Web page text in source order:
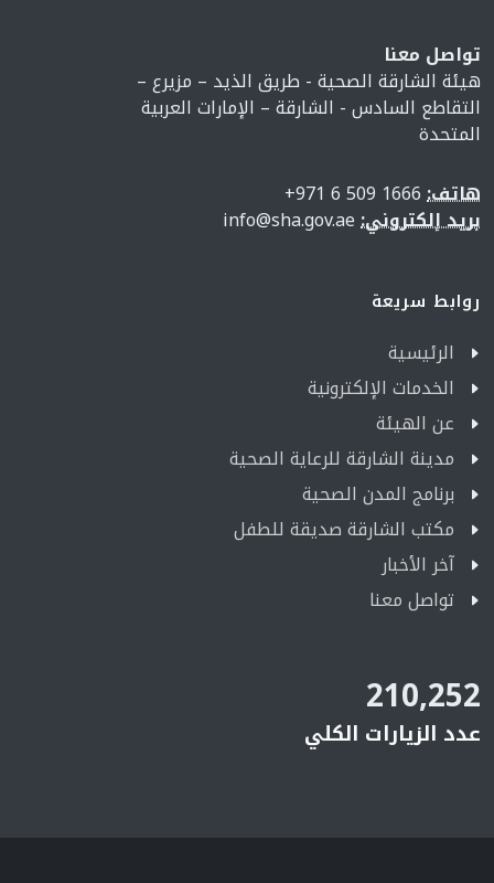
تواصل معنا
هيئة الشارقة الصحية - طريق الذيد – مزيرع –
التقاطع السادس - الشارقة – الإمارات العربية
المتحدة
هاتف:
بريد إلكتروني:
روابط سريعة
الرئيسية
الخدمات الإلكترونية
عن الهيئة
مدينة الشارقة للرعاية الصحية
برنامج المدن الصحية
مكتب الشارقة صديقة للطفل
آخر الأخبار
تواصل معنا
210,252
عدد الزيارات الكلي